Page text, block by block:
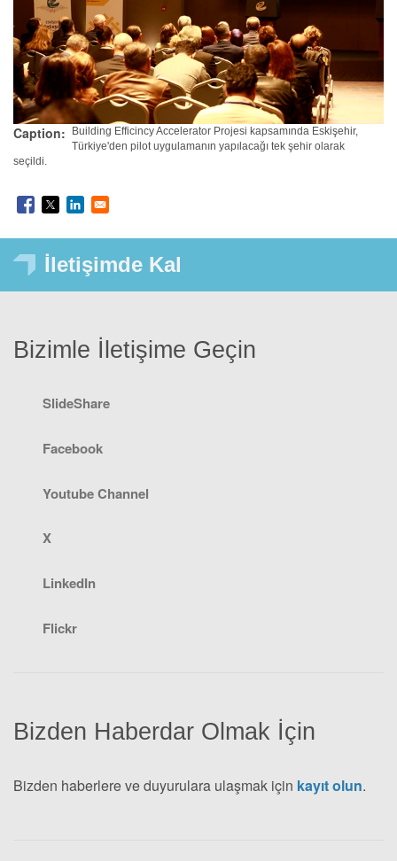
Caption
Building Efficincy Accelerator Projesi kapsamında Eskişehir,
Türkiye'den pilot uygulamanın yapılacağı tek şehir olarak
seçildi.
İletişimde Kal
Bizden Haberdar Olmak İçin
Bizden haberlere ve duyurulara ulaşmak için kayıt olun.
Bizimle İletişime Geçin
SlideShare
Facebook
Youtube Channel
X
LinkedIn
Flickr